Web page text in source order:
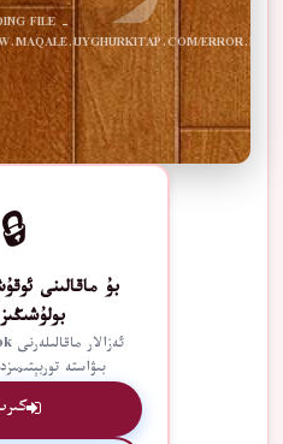
FILE -
ERROR.PDF
🔒
بۇ ماقالىنى
بىۋاستە